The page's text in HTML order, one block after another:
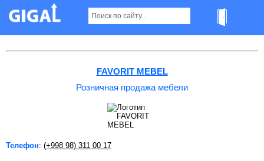
Розничная продажа мебели в Ташкенте
FAVORIT MEBEL
Розничная продажа мебели
Телефон: (+998 98) 311 00 17